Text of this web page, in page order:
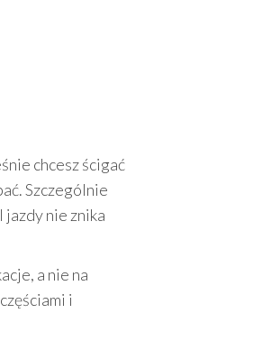
chcesz ścigać
Szczególnie
jazdy nie znika
a nie na
i